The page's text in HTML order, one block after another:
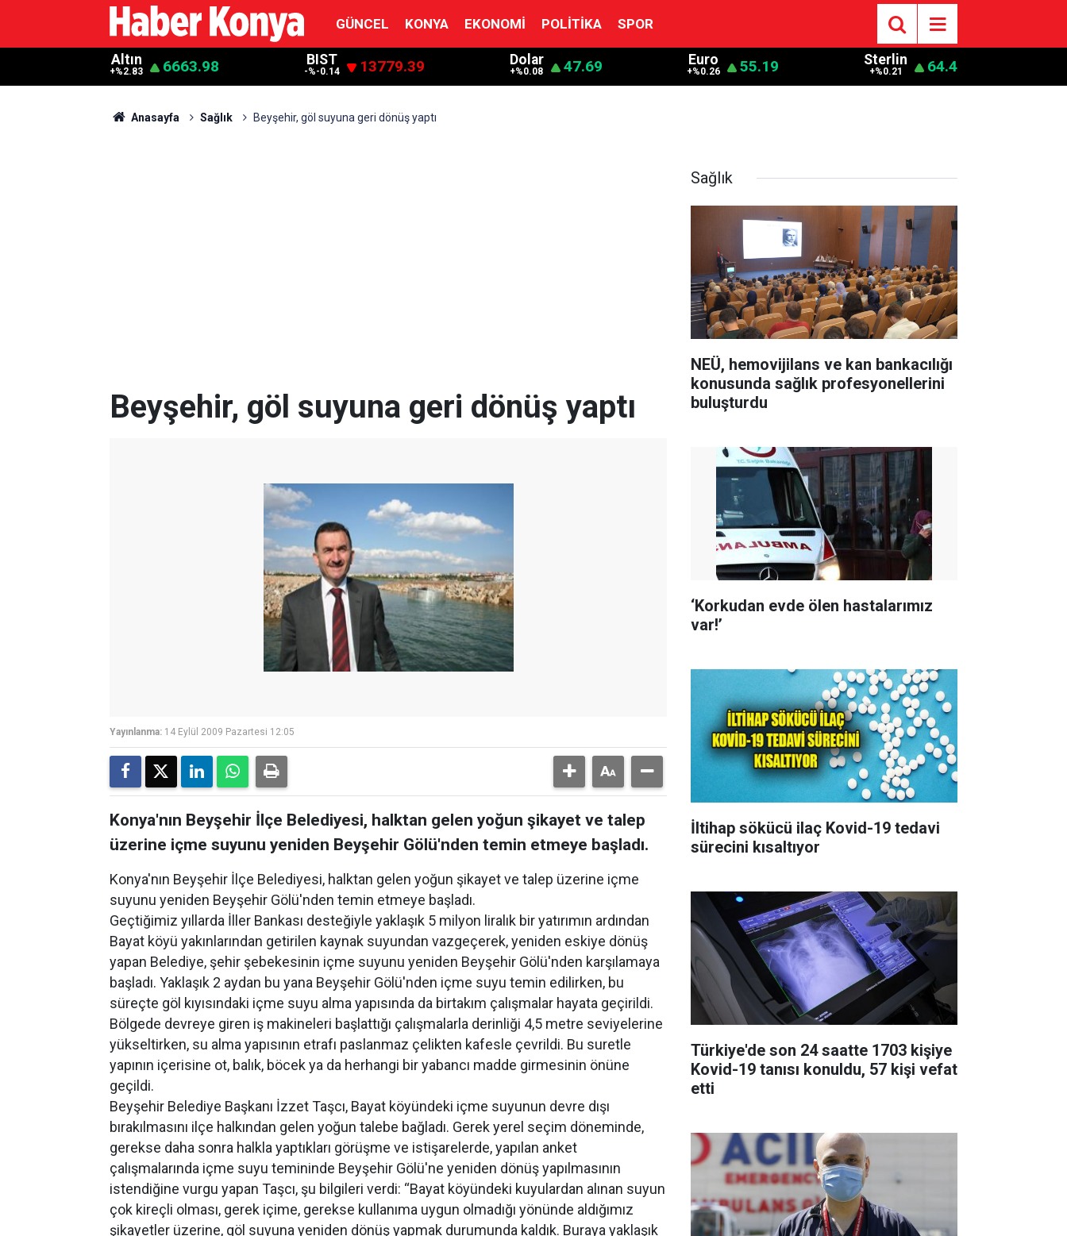
GÜNCEL KONYA EKONOMI POLITIKA SPOR
Altın
+%2.83 6663.98 BIST
-%-0.14 13779.39 Dolar
+%0.08 47.69 Euro
+%0.26 55.19 Sterlin
+%0.21 64.4
Anasayfa Sağlık Beyşehir, göl suyuna geri dönüş yaptı
Beyşehir, göl suyuna geri dönüş yaptı
Yayınlanma: 14 Eylül 2009 Pazartesi 12:05
Konya'nın Beyşehir İlçe Belediyesi, halktan gelen yoğun şikayet ve talep
üzerine içme suyunu yeniden Beyşehir Gölü'nden temin etmeye başladı.
Konya'nın Beyşehir İlçe Belediyesi, halktan gelen yoğun şikayet ve talep üzerine içme
suyunu yeniden Beyşehir Gölü'nden temin etmeye başladı.
Geçtiğimiz yıllarda İller Bankası desteğiyle yaklaşık 5 milyon liralık bir yatırımın ardından
Bayat köyü yakınlarından getirilen kaynak suyundan vazgeçerek, yeniden eskiye dönüş
yapan Belediye, şehir şebekesinin içme suyunu yeniden Beyşehir Gölü'nden karşılamaya
başladı. Yaklaşık 2 aydan bu yana Beyşehir Gölü'nden içme suyu temin edilirken, bu
süreçte göl kıyısındaki içme suyu alma yapısında da birtakım çalışmalar hayata geçirildi.
Bölgede devreye giren iş makineleri başlattığı çalışmalarla derinliği 4,5 metre seviyelerine
yükseltirken, su alma yapısının etrafı paslanmaz çelikten kafesle çevrildi. Bu suretle
yapının içerisine ot, balık, böcek ya da herhangi bir yabancı madde girmesinin önüne
geçildi.
Beyşehir Belediye Başkanı İzzet Taşcı, Bayat köyündeki içme suyunun devre dışı
bırakılmasını ilçe halkından gelen yoğun talebe bağladı. Gerek yerel seçim döneminde,
gerekse daha sonra halkla yaptıkları görüşme ve istişarelerde, yapılan anket
çalışmalarında içme suyu temininde Beyşehir Gölü'ne yeniden dönüş yapılmasının
istendiğine vurgu yapan Taşcı, şu bilgileri verdi: “Bayat köyündeki kuyulardan alınan suyun
çok kireçli olması, gerek içime, gerekse kullanıma uygun olmadığı yönünde aldığımız
şikayetler üzerine, göl suyuna yeniden dönüş yapmak durumunda kaldık. Buraya yaklaşık
Sağlık
NEÜ, hemovijilans ve kan bankacılığı
konusunda sağlık profesyonellerini
buluşturdu
‘Korkudan evde ölen hastalarımız
var!’
İltihap sökücü ilaç Kovid-19 tedavi
sürecini kısaltıyor
Türkiye'de son 24 saatte 1703 kişiye
Kovid-19 tanısı konuldu, 57 kişi vefat
etti